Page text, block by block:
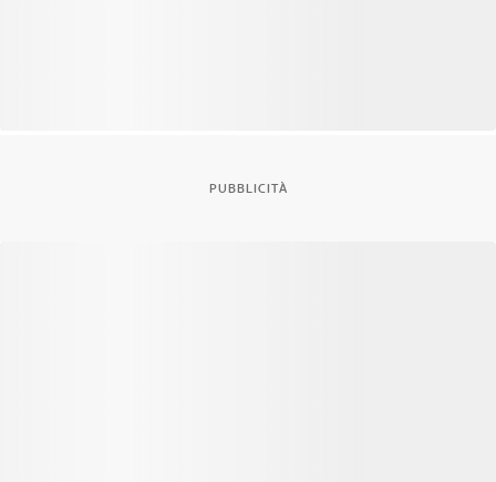
PUBBLICITÀ